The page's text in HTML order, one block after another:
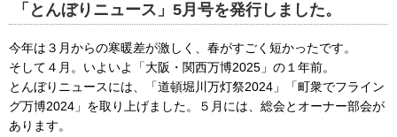
「とんぼりニュース」5月号を発行しました。
今年は３月からの寒暖差が激しく、春がすごく短かったです。
そして４月。いよいよ「大阪・関西万博2025」の１年前。
とんぼりニュースには、「道頓堀川万灯祭2024」「町衆でフライン
グ万博2024」を取り上げました。５月には、総会とオーナー部会が
あります。